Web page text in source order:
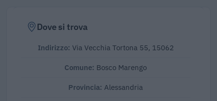
Dove si trova
Indirizzo: Via Vecchia Tortona 55, 15062
Comune: Bosco Marengo
Provincia: Alessandria